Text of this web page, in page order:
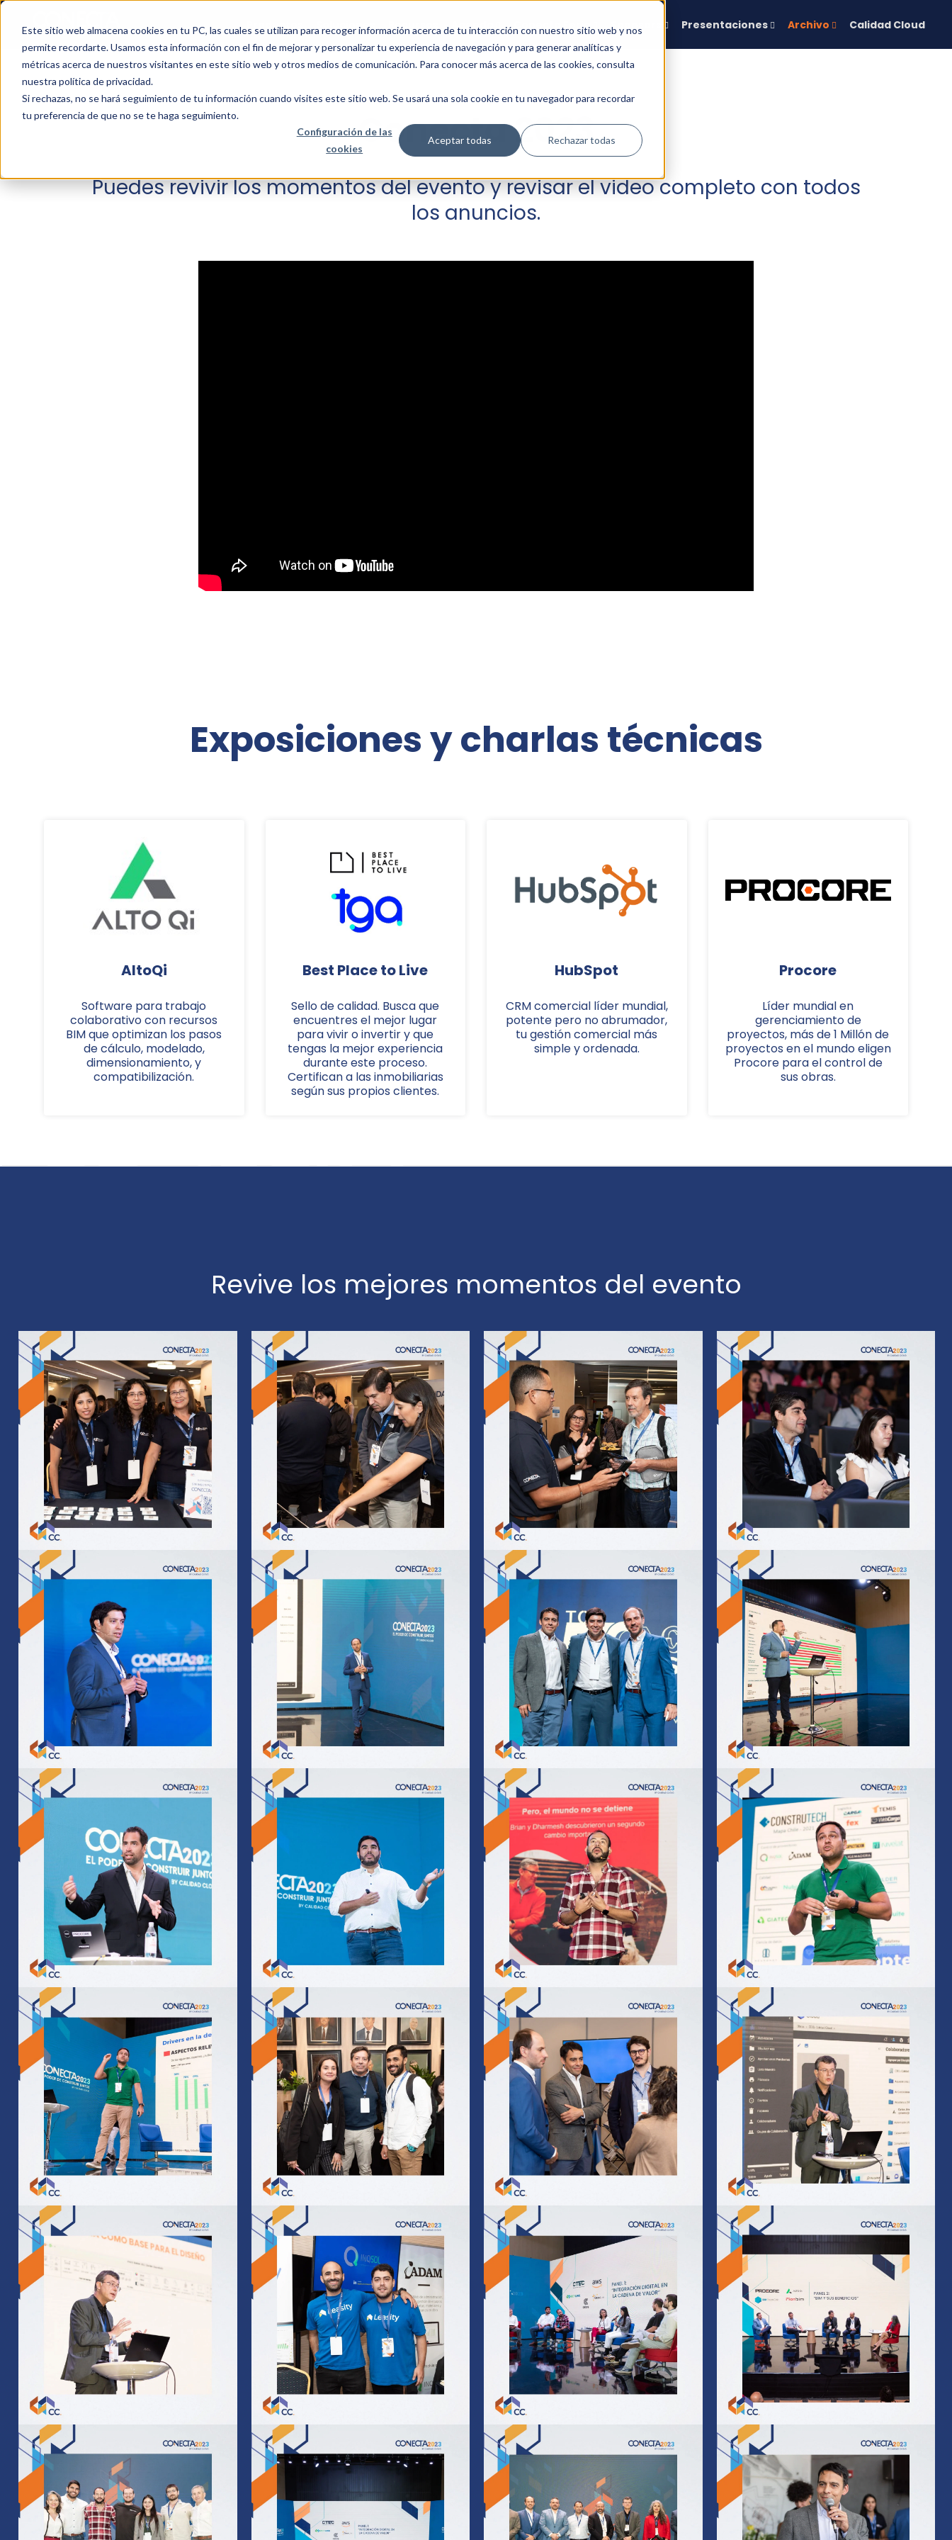
Este sitio web almacena cookies en tu PC, las cuales se utilizan para recoger información acerca de tu interacción con nuestro sitio web y nos
permite recordarte. Usamos esta información con el fin de mejorar y personalizar tu experiencia de navegación y para generar analíticas y
métricas acerca de nuestros visitantes en este sitio web y otros medios de comunicación. Para conocer más acerca de las cookies, consulta
nuestra política de privacidad.
Si rechazas, no se hará seguimiento de tu información cuando visites este sitio web. Se usará una sola cookie en tu navegador para recordar
tu preferencia de que no se te haga seguimiento.
Configuración de las
cookies
Aceptar todas Rechazar todas
Productos Soluciones Recursos Agenda Conecta Feria Sponsors Presentaciones Archivo Calidad Cloud
Conecta 2023
Puedes revivir los momentos del evento y revisar el video completo con todos
los anuncios.
Exposiciones y charlas técnicas
AltoQi
Software para trabajo
colaborativo con recursos
BIM que optimizan los pasos
de cálculo, modelado,
dimensionamiento, y
compatibilización.
Best Place to Live
Sello de calidad. Busca que
encuentres el mejor lugar
para vivir o invertir y que
tengas la mejor experiencia
durante este proceso.
Certifican a las inmobiliarias
según sus propios clientes.
HubSpot
CRM comercial líder mundial,
potente pero no abrumador,
tu gestión comercial más
simple y ordenada.
Procore
Líder mundial en
gerenciamiento de
proyectos, más de 1 Millón de
proyectos en el mundo eligen
Procore para el control de
sus obras.
Revive los mejores momentos del evento